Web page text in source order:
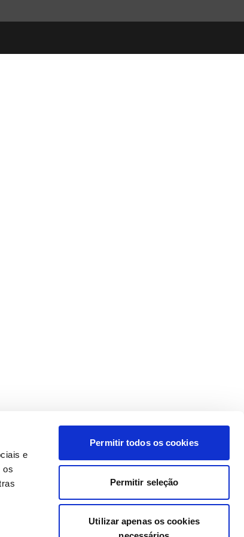
e
os
Permitir todos os cookies
Permitir seleção
Utilizar apenas os cookies